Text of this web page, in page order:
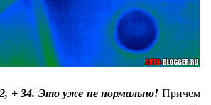
+ 34. Это уже не нормально! Причем